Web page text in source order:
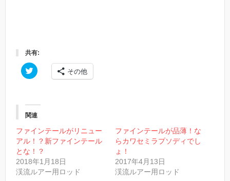
共有:
ク
リ
w
t
t
e
r
で
共
有
(
その他
関連
ファインテールがリニュー
アル！？新ファインテール
とな！？
2018年1月18日
渓流ルアー用ロッド
ファインテールが品薄！な
らカワセミラプソディでし
ょ！
2017年4月13日
渓流ルアー用ロッド